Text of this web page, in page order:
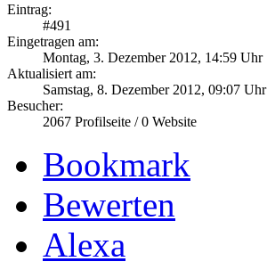
Eintrag:
#491
Eingetragen am:
Montag, 3. Dezember 2012, 14:59 Uhr
Aktualisiert am:
Samstag, 8. Dezember 2012, 09:07 Uhr
Besucher:
2067 Profilseite /0 Website
Bookmark
Bewerten
Alexa